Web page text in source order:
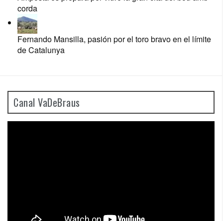
corda
Fernando Mansilla, pasión por el toro bravo en el límite
de Catalunya
Canal VaDeBraus